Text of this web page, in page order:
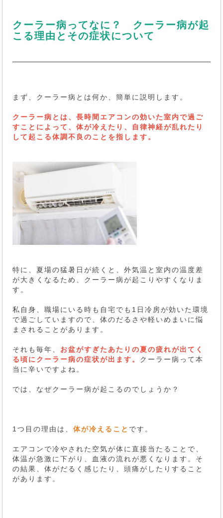
クーラー病ってなに？ クーラー病が起
こる理由とその症状について
まず、クーラー病とは何か、簡単に説明します。
クーラー病とは、長時間エアコンの効いた室内で過ご
すことによって、体が冷えたり、自律神経が乱れたり
して起こる体調不良のことを指します。
特に、夏場の猛暑日が続くと、外気温と室内の温度差
が大きくなるため、クーラー病が起こりやすくなりま
す。
私自身、職場にいる時も自宅でも1日冷房が効いた環境
で過ごしていますので、体のだるさや軽いめまいに悩
まされることがあります。
それも毎年、 お盆がすぎたあたりの夏の疲れが出てく
る頃にクーラー病の症状が出ます。 クーラー病って本
当に辛いですよね。
では、なぜクーラー病が起こるのでしょうか？
1つ目の理由は、体が冷えること です。
エアコンで冷やされた空気が体に直接当たることで、
体温が急激に下がり、血液の流れが悪くなります。そ
の結果、体がだるく感じたり、頭痛がしたりすること
があります。